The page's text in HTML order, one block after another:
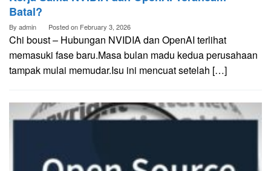
Batal?
By admin Posted on February 3, 2026
Chi boust – Hubungan NVIDIA dan OpenAI terlihat
memasuki fase baru.Masa bulan madu kedua perusahaan
tampak mulai memudar.Isu ini mencuat setelah […]